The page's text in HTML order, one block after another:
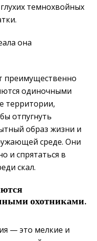
темнохвойных
она
преимущественно
одиночными
территории,
отпугнуть
образ жизни и
среде. Они
и спрятаться в
скал.
охотниками.
— это мелкие и